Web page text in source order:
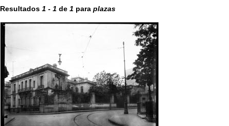
Resultados 1 - 1 de 1 para plazas